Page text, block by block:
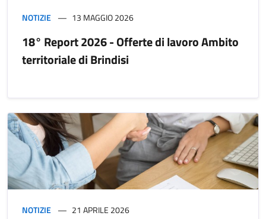
NOTIZIE 13 MAGGIO 2026
18° Report 2026 - Offerte di lavoro Ambito
territoriale di Brindisi
NOTIZIE 21 APRILE 2026